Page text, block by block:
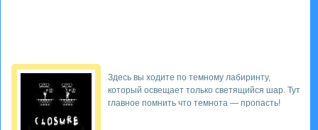
Здесь вы ходите по темному лабиринту,
который освещает только светящийся шар. Тут
главное помнить что темнота — пропасть!